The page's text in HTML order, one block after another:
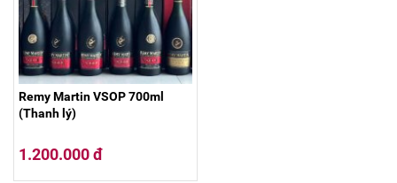
Remy Martin VSOP 700ml
(Thanh lý)
1.200.000 đ